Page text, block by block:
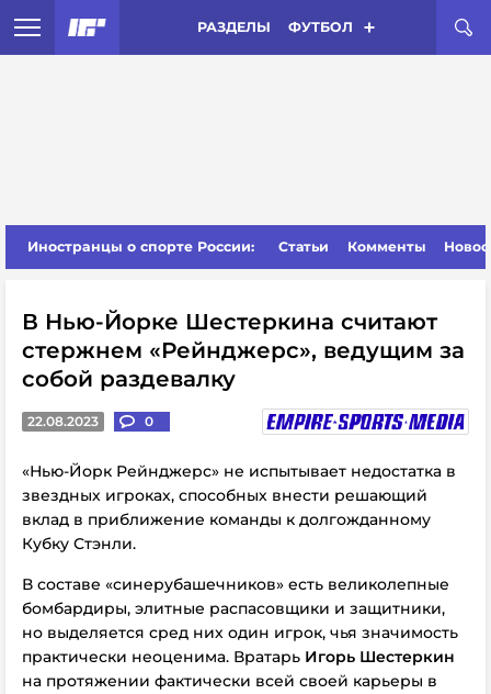
РАЗДЕЛЫ ФУТБОЛ
Иностранцы о спорте России: Статьи Комменты
В Нью-Йорке Шестеркина считают
стержнем «Рейнджерс», ведущим за
собой раздевалку
22.08.2023 0
«Нью-Йорк Рейнджерс» не испытывает недостатка в
звездных игроках, способных внести решающий
вклад в приближение команды к долгожданному
Кубку Стэнли.
В составе «синерубашечников» есть великолепные
бомбардиры, элитные распасовщики и защитники,
но выделяется сред них один игрок, чья значимость
практически неоценима. Вратарь Игорь Шестеркин
на протяжении фактически всей своей карьеры в